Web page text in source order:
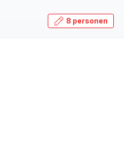
8 personen